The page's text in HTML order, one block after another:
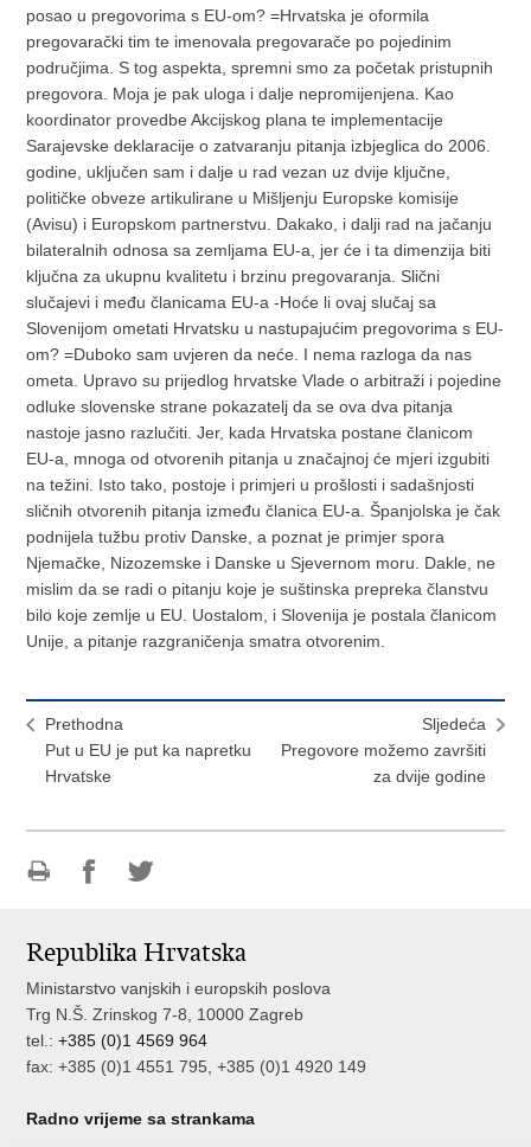
posao u pregovorima s EU-om? =Hrvatska je oformila
pregovarački tim te imenovala pregovarače po pojedinim
područjima. S tog aspekta, spremni smo za početak pristupnih
pregovora. Moja je pak uloga i dalje nepromijenjena. Kao
koordinator provedbe Akcijskog plana te implementacije
Sarajevske deklaracije o zatvaranju pitanja izbjeglica do 2006.
godine, uključen sam i dalje u rad vezan uz dvije ključne,
političke obveze artikulirane u Mišljenju Europske komisije
(Avisu) i Europskom partnerstvu. Dakako, i dalji rad na jačanju
bilateralnih odnosa sa zemljama EU-a, jer će i ta dimenzija biti
ključna za ukupnu kvalitetu i brzinu pregovaranja. Slični
slučajevi i među članicama EU-a -Hoće li ovaj slučaj sa
Slovenijom ometati Hrvatsku u nastupajućim pregovorima s EU-
om? =Duboko sam uvjeren da neće. I nema razloga da nas
ometa. Upravo su prijedlog hrvatske Vlade o arbitraži i pojedine
odluke slovenske strane pokazatelj da se ova dva pitanja
nastoje jasno razlučiti. Jer, kada Hrvatska postane članicom
EU-a, mnoga od otvorenih pitanja u značajnoj će mjeri izgubiti
na težini. Isto tako, postoje i primjeri u prošlosti i sadašnjosti
sličnih otvorenih pitanja između članica EU-a. Španjolska je čak
podnijela tužbu protiv Danske, a poznat je primjer spora
Njemačke, Nizozemske i Danske u Sjevernom moru. Dakle, ne
mislim da se radi o pitanju koje je suštinska prepreka članstvu
bilo koje zemlje u EU. Uostalom, i Slovenija je postala članicom
Unije, a pitanje razgraničenja smatra otvorenim.
Prethodna
Put u EU je put ka napretku
Hrvatske
Sljedeća
Pregovore možemo završiti
za dvije godine
Facebooku
Twitteru
Republika Hrvatska
Ministarstvo vanjskih i europskih poslova
Trg N.Š. Zrinskog 7-8, 10000 Zagreb
tel.:+385 (0)1 4569 964
fax: +385 (0)1 4551 795, +385 (0)1 4920 149
Radno vrijeme sa strankama